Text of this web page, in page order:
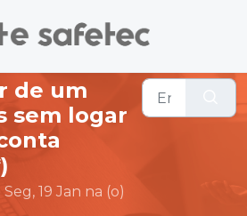
de um
sem logar
19 Jan na (o)